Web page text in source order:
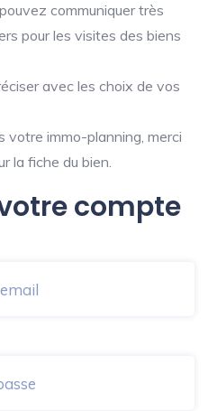
communiquer très
pour les visites des biens
avec les choix de vos
votre immo-planning, merci
la fiche du bien.
compte